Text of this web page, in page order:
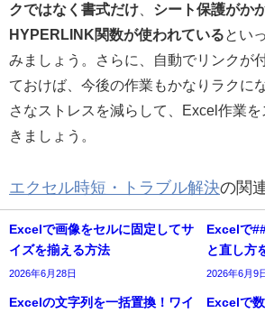
クではなく書式だけ
シート保護がか
HYPERLINK関数が使われている とい
みましょう。さらに、自動でリンクが
ておけば、今後の作業もかなりラクに
さなストレスを減らして、Excel作業
きましょう。
エクセル時短・トラブル解決の関
Excelで画像をセルに固定してサ
イズを揃える方法
2026年6月28日
Excelで
と直し方
2026年6月9
Excelの文字列を一括置換！ワイ
Excelで